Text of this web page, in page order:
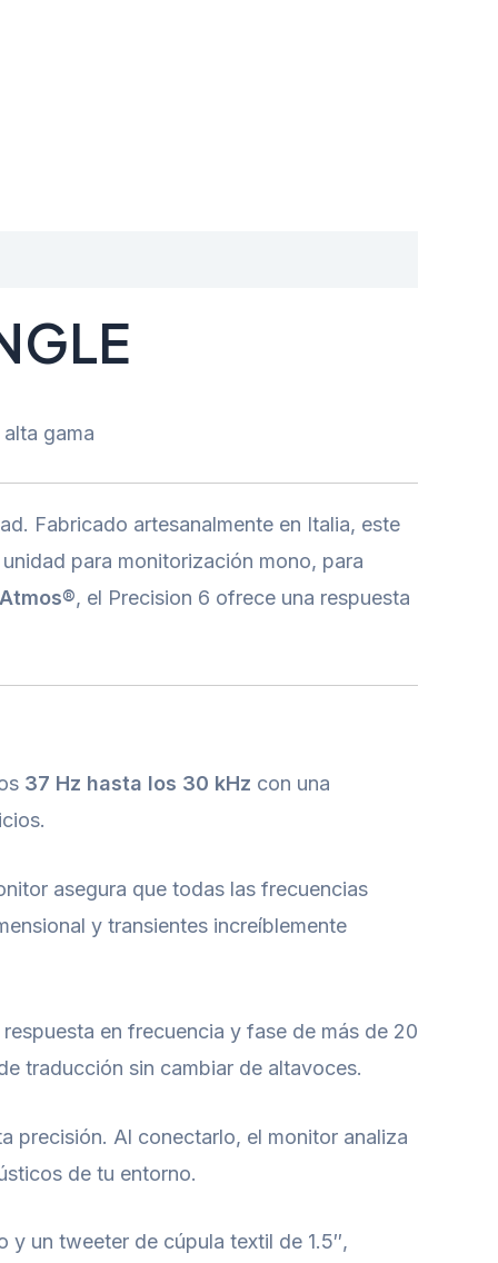
gama
Fabricado artesanalmente en Italia, este
para monitorización mono, para
, el Precision 6 ofrece una respuesta
37 Hz hasta los 30 kHz con una
asegura que todas las frecuencias
y transientes increíblemente
en frecuencia y fase de más de 20
traducción sin cambiar de altavoces.
precisión. Al conectarlo, el monitor analiza
de tu entorno.
un tweeter de cúpula textil de 1.5″,